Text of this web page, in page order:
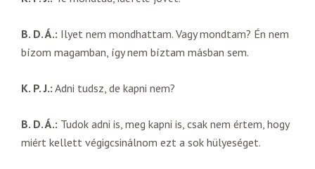
B. D. Á.: Ilyet nem mondhattam. Vagy mondtam? Én nem
bízom magamban, így nem bíztam másban sem.
K. P. J.: Adni tudsz, de kapni nem?
B. D. Á.: Tudok adni is, meg kapni is, csak nem értem, hogy
miért kellett végigcsinálnom ezt a sok hülyeséget.